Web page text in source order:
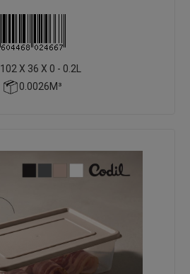
102 X 36 X 0 - 0.2L
0.0026M³